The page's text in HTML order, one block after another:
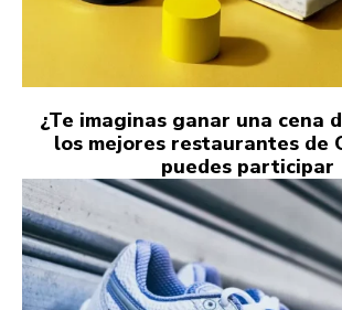
¿Te imaginas ganar una cena
los mejores restaurantes de
puedes participar